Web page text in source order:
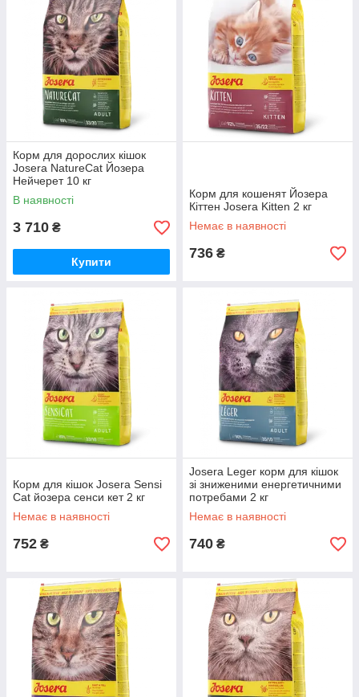
Корм для дорослих кішок
Josera NatureCat Йозера
Нейчерет 10 кг
В наявності
3 710 ₴
Купити
Корм для кошенят Йозера
Кіттен Josera Kitten 2 кг
Немає в наявності
736 ₴
Корм для кішок Josera Sensi
Cat йозера сенси кет 2 кг
Немає в наявності
752 ₴
Josera Leger корм для кішок
зі зниженими енергетичними
потребами 2 кг
Немає в наявності
740 ₴